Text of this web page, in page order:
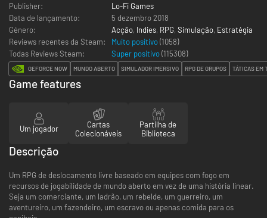
Publisher:
Lo-Fi Games
Data de lançamento:
5 dezembro 2018
Género:
Acção, Indies, RPG, Simulação, Estratégia
Reviews recentes da Steam:
Muito positivo(1058)
Todas Reviews Steam:
Super positivo(115308)
GEFORCE NOW MUNDO ABERTO SIMULADOR IMERSIVO RPG DE GRUPOS TÁTICAS EM
Game features
Um jogador
Cartas
Colecionáveis
Partilha de
Biblioteca
Descrição
Um RPG de deslocamento livre baseado em equipes com fogo em
recursos de jogabilidade de mundo aberto em vez de uma história linear.
Seja um comerciante, um ladrão, um rebelde, um guerreiro, um
aventureiro, um fazendeiro, um escravo ou apenas comida para os